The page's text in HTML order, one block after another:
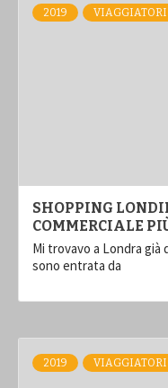
2019 VIAGGIATORI
SHOPPING
COMMERCIALE
Mi trovavo a Londra già
sono entrata da
2019 VIAGGIATORI